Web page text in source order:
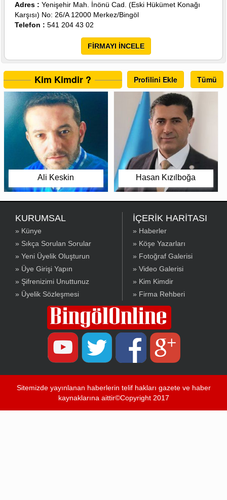
Adres : Yenişehir Mah. İnönü Cad. (Eski Hükümet Konağı
Karşısı) No: 26/A 12000 Merkez/Bingöl
Telefon : 541 204 43 02
FİRMAYI İNCELE
Kim Kimdir ? Profilini Ekle Tümü
Ali Keskin Hasan Kızılboğa
KURUMSAL
» Künye
» Sıkça Sorulan Sorular
» Yeni Üyelik Oluşturun
» Üye Girişi Yapın
» Şifrenizimi Unuttunuz
» Üyelik Sözleşmesi
İÇERİK HARİTASI
» Haberler
» Köşe Yazarları
» Fotoğraf Galerisi
» Video Galerisi
» Kim Kimdir
» Firma Rehberi
Sitemizde yayınlanan haberlerin telif hakları gazete ve haber
kaynaklarına aittir©Copyright 2017